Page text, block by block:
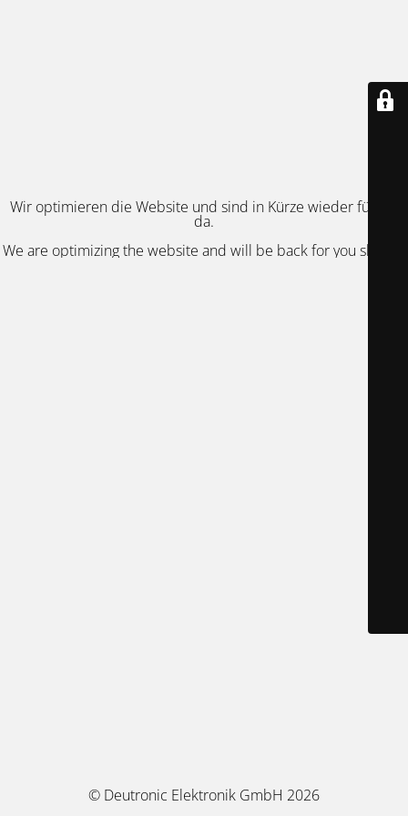
Wir optimieren die Website und sind in Kürze wieder für Sie
da.
We are optimizing the website and will be back for you shortly.
© Deutronic Elektronik GmbH 2026